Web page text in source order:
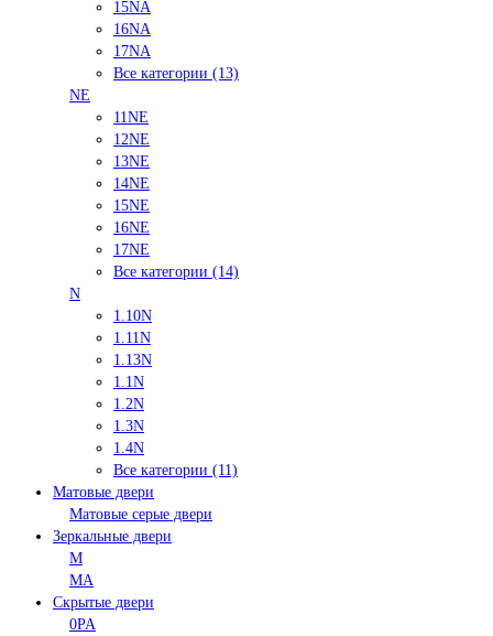
15NA
16NA
17NA
Все категории (13)
NE
11NE
12NE
13NE
14NE
15NE
16NE
17NE
Все категории (14)
N
1.10N
1.11N
1.13N
1.1N
1.2N
1.3N
1.4N
Все категории (11)
Матовые двери
Матовые серые двери
Зеркальные двери
M
MA
Скрытые двери
0PA